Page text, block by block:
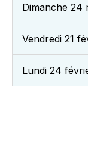
Dimanche 24
Vendredi 21
Lundi 24